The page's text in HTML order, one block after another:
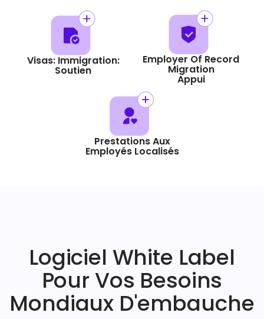
Visas: Immigration:
Soutien
Employer Of Record
Migration
Appui
Prestations Aux
Employés Localisés
Logiciel White Label
Pour Vos Besoins
Mondiaux D'embauche